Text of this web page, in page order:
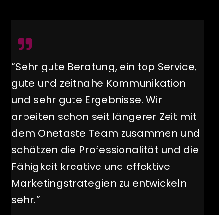
“Sehr gute Beratung, ein top Service,
gute und zeitnahe Kommunikation
und sehr gute Ergebnisse. Wir
arbeiten schon seit längerer Zeit mit
dem Onetaste Team zusammen und
schätzen die Professionalität und die
Fähigkeit kreative und effektive
Marketingstrategien zu entwickeln
sehr.”